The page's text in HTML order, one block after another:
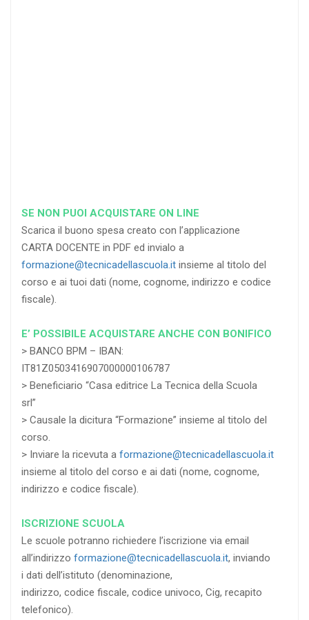
SE NON PUOI ACQUISTARE ON LINE
Scarica il buono spesa creato con l’applicazione
CARTA DOCENTE in PDF ed invialo a
formazione@tecnicadellascuola.it insieme al titolo del
corso e ai tuoi dati (nome, cognome, indirizzo e codice
fiscale).
E’ POSSIBILE ACQUISTARE ANCHE CON BONIFICO
> BANCO BPM – IBAN:
IT81Z0503416907000000106787
> Beneficiario “Casa editrice La Tecnica della Scuola
srl”
> Causale la dicitura “Formazione” insieme al titolo del
corso.
> Inviare la ricevuta a formazione@tecnicadellascuola.it
insieme al titolo del corso e ai dati (nome, cognome,
indirizzo e codice fiscale).
ISCRIZIONE SCUOLA
Le scuole potranno richiedere l’iscrizione via email
all’indirizzo formazione@tecnicadellascuola.it, inviando
i dati dell’istituto (denominazione,
indirizzo, codice fiscale, codice univoco, Cig, recapito
telefonico).